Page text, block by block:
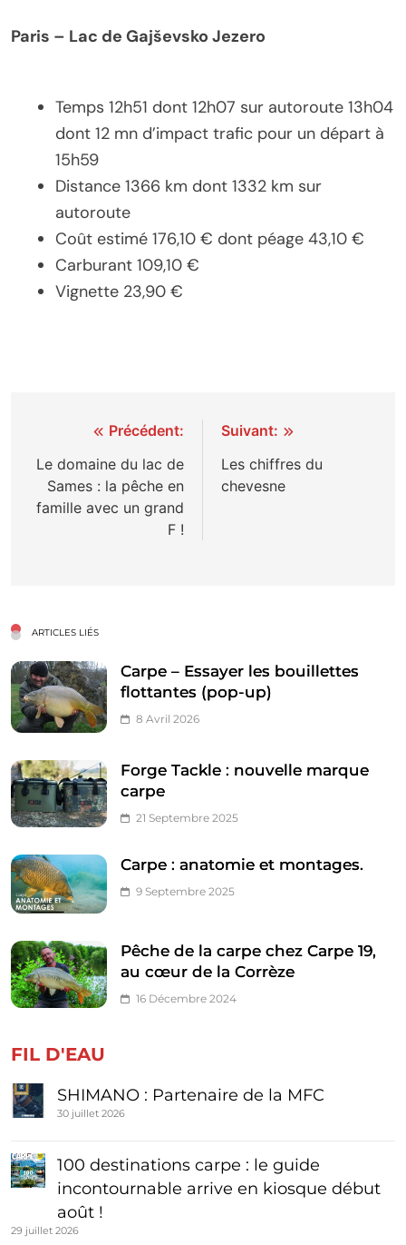
Paris – Lac de Gajševsko Jezero
Temps 12h51 dont 12h07 sur autoroute 13h04
dont 12 mn d’impact trafic pour un départ à
15h59
Distance 1366 km dont 1332 km sur
autoroute
Coût estimé 176,10 € dont péage 43,10 €
Carburant 109,10 €
Vignette 23,90 €
Navigation
de
l’article
Précédent:
Le domaine du lac de
Sames : la pêche en
famille avec un grand
F !
Suivant:
Les chiffres du
chevesne
ARTICLES LIÉS
Carpe – Essayer les bouillettes
flottantes (pop-up)
8 Avril 2026
Forge Tackle : nouvelle marque
carpe
21 Septembre 2025
Carpe : anatomie et montages.
9 Septembre 2025
Pêche de la carpe chez Carpe 19,
au cœur de la Corrèze
16 Décembre 2024
FIL D'EAU
SHIMANO : Partenaire de la MFC
30 juillet 2026
100 destinations carpe : le guide
incontournable arrive en kiosque début
août !
29 juillet 2026